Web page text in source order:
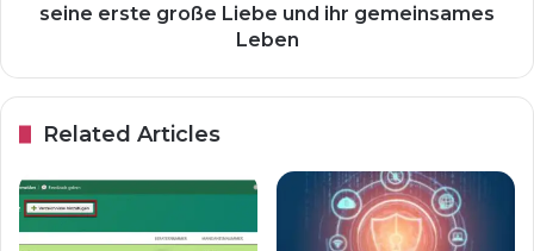
seine erste große Liebe und ihr gemeinsames
Leben
Related Articles